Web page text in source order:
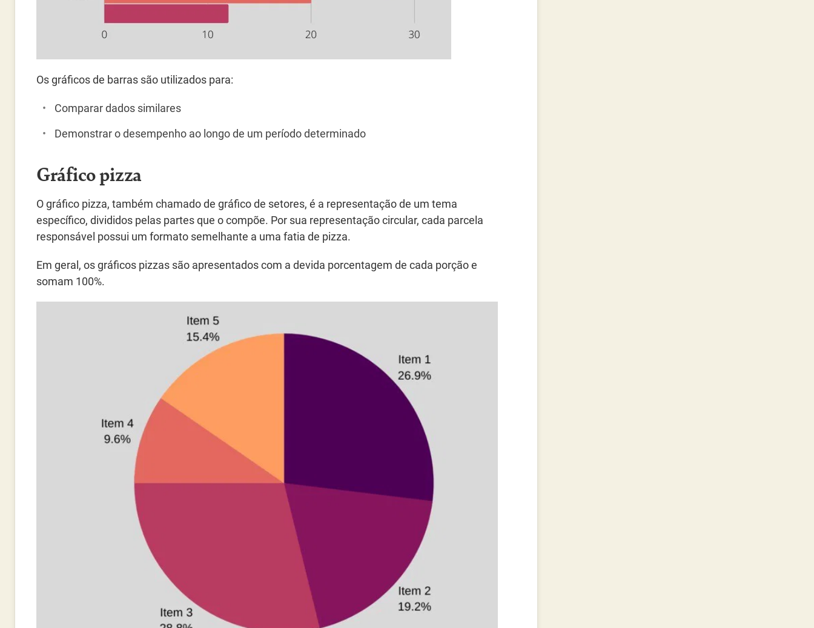
Os gráficos de barras são utilizados para:
Comparar dados similares
Demonstrar o desempenho ao longo de um período determinado
Gráfico pizza
O gráfico pizza, também chamado de gráfico de setores, é a representação de um tema
específico, divididos pelas partes que o compõe. Por sua representação circular, cada parcela
responsável possui um formato semelhante a uma fatia de pizza.
Em geral, os gráficos pizzas são apresentados com a devida porcentagem de cada porção e
somam 100%.